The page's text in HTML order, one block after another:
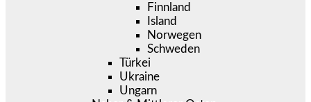
Finnland
Island
Norwegen
Schweden
Türkei
Ukraine
Ungarn